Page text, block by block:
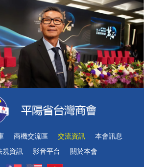
商機交流區 交流資訊
本會訊息
規資訊 影音平台 關於本會